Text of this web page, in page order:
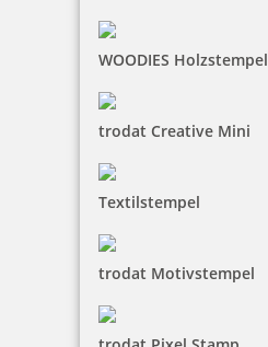
WOODIES Holzstempel
trodat Creative Mini
Textilstempel
trodat Motivstempel